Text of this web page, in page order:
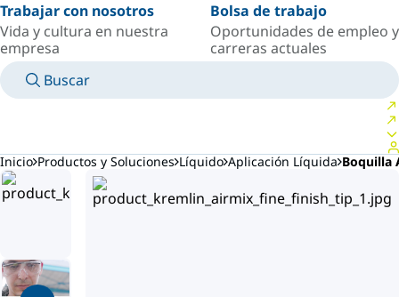
Trabajar con nosotros
Vida y cultura en nuestra
empresa
Bolsa de trabajo
Oportunidades de empleo y
carreras actuales
Buscar
Inicio Productos y Soluciones Líquido Aplicación Líquida Boquilla